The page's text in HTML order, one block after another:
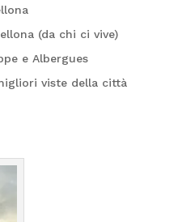
(da chi ci vive)
e Albergues
viste della città